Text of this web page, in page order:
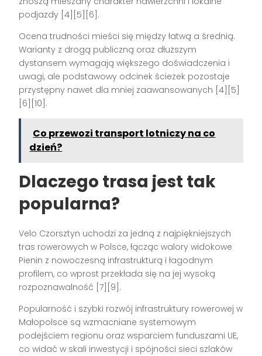
podjazdy [4][5][6].
Ocena trudności mieści się między łatwą a średnią.
Warianty z drogą publiczną oraz dłuższym
dystansem wymagają większego doświadczenia i
uwagi, ale podstawowy odcinek ścieżek pozostaje
przystępny nawet dla mniej zaawansowanych [4][5]
[6][10].
Co przewozi transport lotniczy na co
dzień?
Dlaczego trasa jest tak
popularna?
Velo Czorsztyn uchodzi za jedną z najpiękniejszych
tras rowerowych w Polsce, łącząc walory widokowe
Pienin z nowoczesną infrastrukturą i łagodnym
profilem, co wprost przekłada się na jej wysoką
rozpoznawalność [7][9].
Popularność i szybki rozwój infrastruktury rowerowej w
Małopolsce są wzmacniane systemowym
podejściem regionu oraz wsparciem funduszami UE,
co widać w skali inwestycji i spójności sieci szlaków